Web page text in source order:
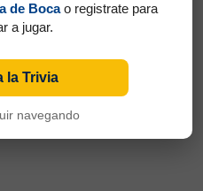
José Grillo en
de Bocao registrate para
a jugar.
la Trivia
navegando